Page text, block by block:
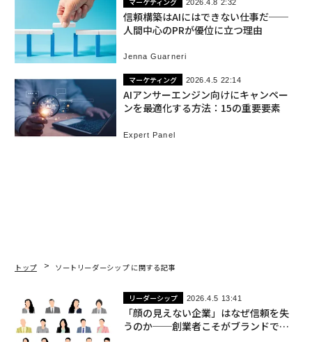
2026.4.8 2:32
信頼構築はAIにはできない仕事だ──
人間中心のPRが優位に立つ理由
Jenna Guarneri
マーケティング 2026.4.5 22:14
AIアンサーエンジン向けにキャンペー
ンを最適化する方法：15の重要要素
Expert Panel
トップ ソートリーダーシップ に関する記事
リーダーシップ 2026.4.5 13:41
「顔の見えない企業」はなぜ信頼を失
うのか──創業者こそがブランドであ